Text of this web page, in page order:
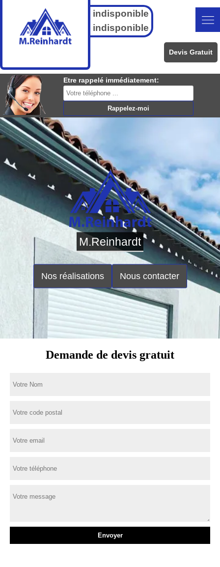
indisponible
indisponible
Devis Gratuit
Etre rappelé immédiatement:
M.Reinhardt
Nos réalisations Nous contacter
Demande de devis gratuit